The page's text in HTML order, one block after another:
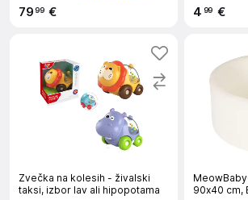
7999 € 4 99 €
Zvečka na kolesih - živalski
taksi, izbor lav ali hipopotama
90x40 cm,